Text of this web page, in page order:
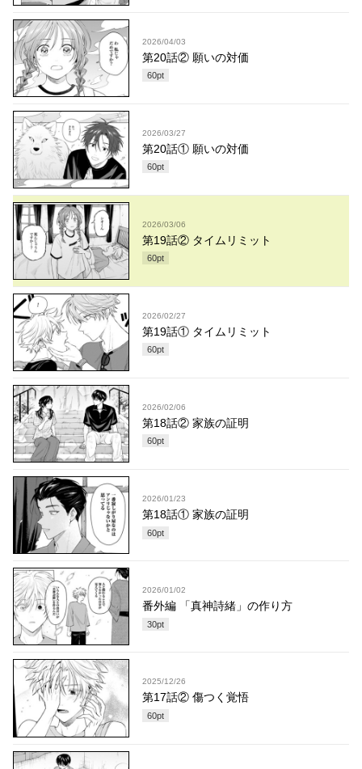
2026/04/03
第20話② 願いの対価
60pt
2026/03/27
第20話① 願いの対価
60pt
2026/03/06
第19話② タイムリミット
60pt
2026/02/27
第19話① タイムリミット
60pt
2026/02/06
第18話② 家族の証明
60pt
2026/01/23
第18話① 家族の証明
60pt
2026/01/02
番外編 「真神詩緒」の作り方
30pt
2025/12/26
第17話② 傷つく覚悟
60pt